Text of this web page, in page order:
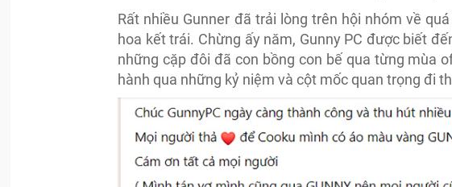
Rất nhiều Gunner đã trải lòng trên hội nhóm về
hoa kết trái. Chừng ấy năm, Gunny PC được biết
những cặp đôi đã con bồng con bế qua từng mùa
hành qua những kỷ niệm và cột mốc quan trọng đi